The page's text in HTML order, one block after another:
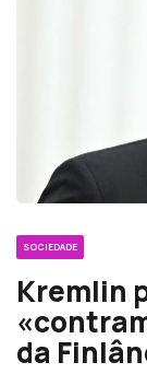
SOCIEDADE
Kremlin
da